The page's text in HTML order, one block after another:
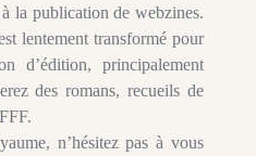
la publication de webzines.
lentement transformé pour
d’édition, principalement
des romans, recueils de
n’hésitez pas à vous